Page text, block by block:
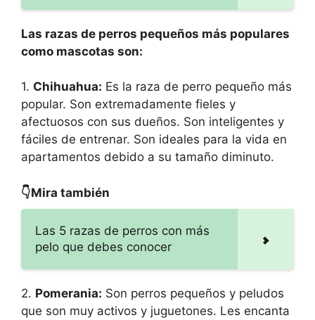
Las razas de perros pequeños más populares
como mascotas son:
1. Chihuahua: Es la raza de perro pequeño más
popular. Son extremadamente fieles y
afectuosos con sus dueños. Son inteligentes y
fáciles de entrenar. Son ideales para la vida en
apartamentos debido a su tamaño diminuto.
👇Mira también
Las 5 razas de perros con más
pelo que debes conocer
2. Pomerania: Son perros pequeños y peludos
que son muy activos y juguetones. Les encanta